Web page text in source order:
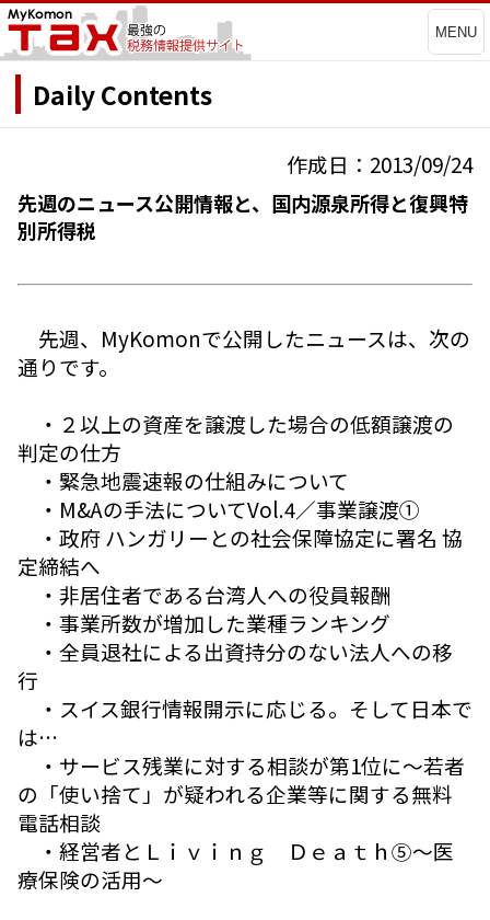
MENU
Daily Contents
作成日：2013/09/24
先週のニュース公開情報と、国内源泉所得と復興特
別所得税
先週、MyKomonで公開したニュースは、次の
通りです。
・２以上の資産を譲渡した場合の低額譲渡の
判定の仕方
・緊急地震速報の仕組みについて
・M&Aの手法についてVol.4／事業譲渡①
・政府 ハンガリーとの社会保障協定に署名 協
定締結へ
・非居住者である台湾人への役員報酬
・事業所数が増加した業種ランキング
・全員退社による出資持分のない法人への移
行
・スイス銀行情報開示に応じる。そして日本で
は…
・サービス残業に対する相談が第1位に～若者
の「使い捨て」が疑われる企業等に関する無料
電話相談
・経営者とＬｉｖｉｎｇ Ｄｅａｔｈ⑤～医
療保険の活用～